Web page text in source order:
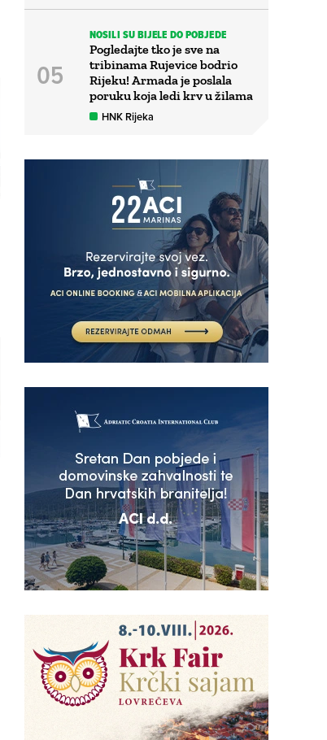
NOSILI SU BIJELE DO POBJEDE
Pogledajte tko je sve na
tribinama Rujevice bodrio
Rijeku! Armada je poslala
poruku koja ledi krv u žilama
HNK Rijeka